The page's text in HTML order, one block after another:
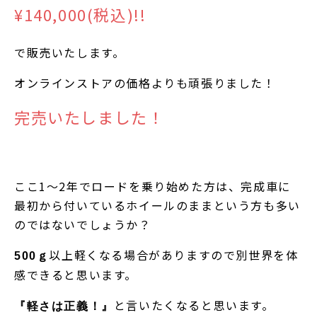
¥140,000(税込)!!
で販売いたします。
オンラインストアの価格よりも頑張りました！
完売いたしました！
ここ1～2年でロードを乗り始めた方は、完成車に
最初から付いているホイールのままという方も多い
のではないでしょうか？
500ｇ 以上軽くなる場合がありますので別世界を体
感できると思います。
『軽さは正義！』 と言いたくなると思います。